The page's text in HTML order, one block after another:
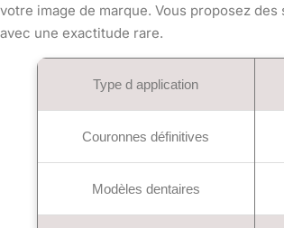
votre image de marque. Vous proposez
avec une exactitude rare.
Type d application
Couronnes définitives
Modèles dentaires